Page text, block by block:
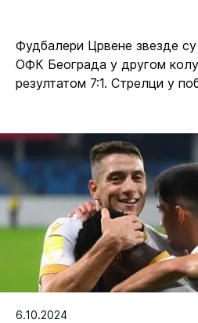
Фудбалери Црвене звезде
ОФК Београда у другом колу
резултатом 7:1. Стрелци у
Дуарте и Василије Костов.
6.10.2024